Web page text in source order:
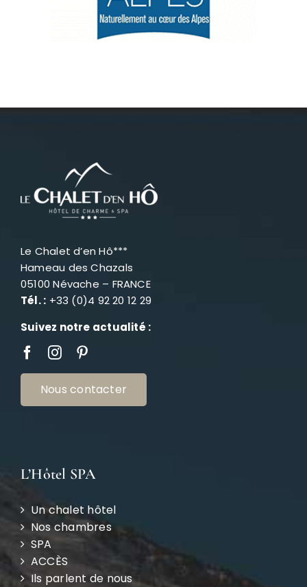
Le Chalet d’en Hô***
Hameau des Chazals
05100 Névache – FRANCE
Tél. : +33 (0)4 92 20 12 29
Suivez notre actualité :
Nous contacter
L’Hôtel SPA
Un chalet hôtel
Nos chambres
SPA
ACCÈS
Ils parlent de nous